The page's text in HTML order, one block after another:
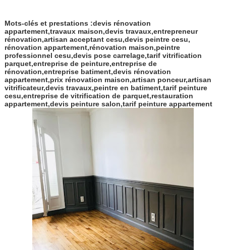
Mots-clés et prestations :devis rénovation
appartement,travaux maison,devis travaux,entrepreneur
rénovation,artisan acceptant cesu,devis peintre cesu,
rénovation appartement,rénovation maison,peintre
professionnel cesu,devis pose carrelage,tarif vitrification
parquet,entreprise de peinture,entreprise de
rénovation,entreprise batiment,devis rénovation
appartement,prix rénovation maison,artisan ponceur,artisan
vitrificateur,devis travaux,peintre en batiment,tarif peinture
cesu,entreprise de vitrification de parquet,restauration
appartement,devis peinture salon,tarif peinture appartement